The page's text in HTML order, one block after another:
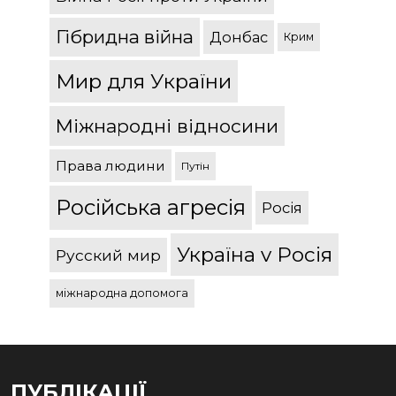
Гібридна війна Донбас Крим
Мир для України
Міжнародні відносини
Права людини Путін
Російська агресія Росія
Русский мир Україна v Росія
міжнародна допомога